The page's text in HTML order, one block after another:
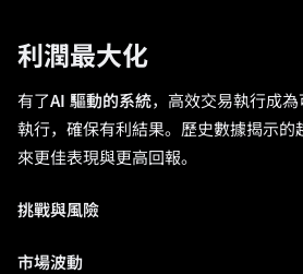
利潤最大化
有了AI 驅動的系統，高效交易執行成
執行，確保有利結果。歷史數據揭示的
來更佳表現與更高回報。
挑戰與風險
市場波動